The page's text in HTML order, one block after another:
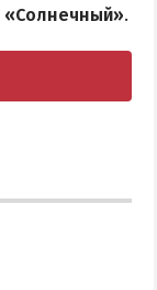
«Солнечный».